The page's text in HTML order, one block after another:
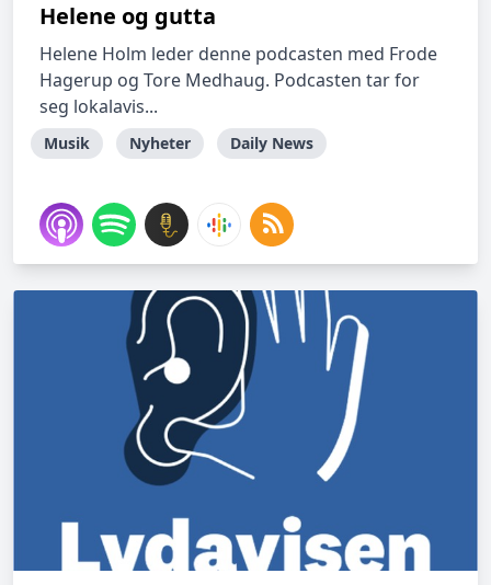
Helene og gutta
Helene Holm leder denne podcasten med Frode
Hagerup og Tore Medhaug. Podcasten tar for
seg lokalavis...
Musik Nyheter Daily News